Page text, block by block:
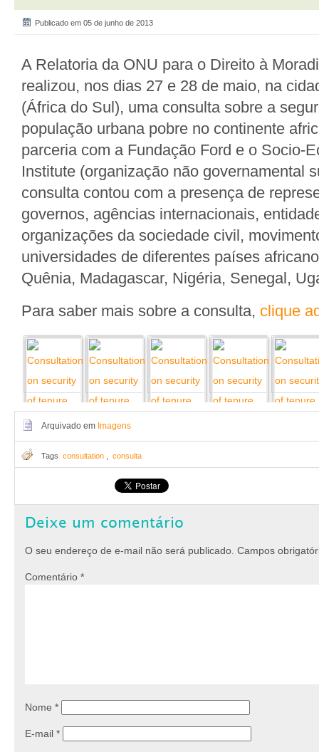
Publicado em 05 de junho de 2013
A Relatoria da ONU para o Direito à
realizou, nos dias 27 e 28 de maio, na
(África do Sul), uma consulta sobre a
população urbana pobre no continente
parceria com a Fundação Ford e o Socio-
Institute (organização não governamental
consulta contou com a presença de
governos, agências internacionais,
organizações da sociedade civil,
universidades de diferentes países
Quênia, Madagascar, Nigéria, Senegal,
Para saber mais sobre a consulta, clique
Arquivado em Imagens
Tags consultation consulta
Deixe um comentário
O seu endereço de e-mail não será publicado. Campos
Comentário *
Nome *
E-mail *